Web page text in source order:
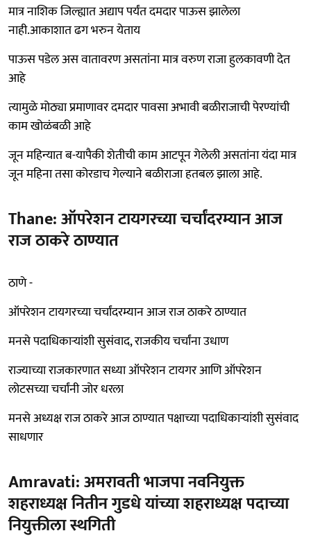
मात्र नाशिक जिल्ह्यात अद्याप पर्यंत दमदार पाऊस झालेला
नाही.आकाशात ढग भरुन येताय
पाऊस पडेल अस वातावरण असतांना मात्र वरुण राजा हुलकावणी देत
आहे
त्यामुळे मोठ्या प्रमाणावर दमदार पावसा अभावी बळीराजाची पेरण्यांची
काम खोळंबळी आहे
जून महिन्यात ब-यापैकी शेतीची काम आटपून गेलेली असतांना यंदा मात्र
जून महिना तसा कोरडाच गेल्याने बळीराजा हतबल झाला आहे.
Thane: ऑपरेशन टायगरच्या चर्चांदरम्यान आज
राज ठाकरे ठाण्यात
ठाणे -
ऑपरेशन टायगरच्या चर्चांदरम्यान आज राज ठाकरे ठाण्यात
मनसे पदाधिकाऱ्यांशी सुसंवाद, राजकीय चर्चांना उधाण
राज्याच्या राजकारणात सध्या ऑपरेशन टायगर आणि ऑपरेशन
लोटसच्या चर्चांनी जोर धरला
मनसे अध्यक्ष राज ठाकरे आज ठाण्यात पक्षाच्या पदाधिकाऱ्यांशी सुसंवाद
साधणार
Amravati: अमरावती भाजपा नवनियुक्त
शहराध्यक्ष नितीन गुडधे यांच्या शहराध्यक्ष पदाच्या
नियुक्तीला स्थगिती